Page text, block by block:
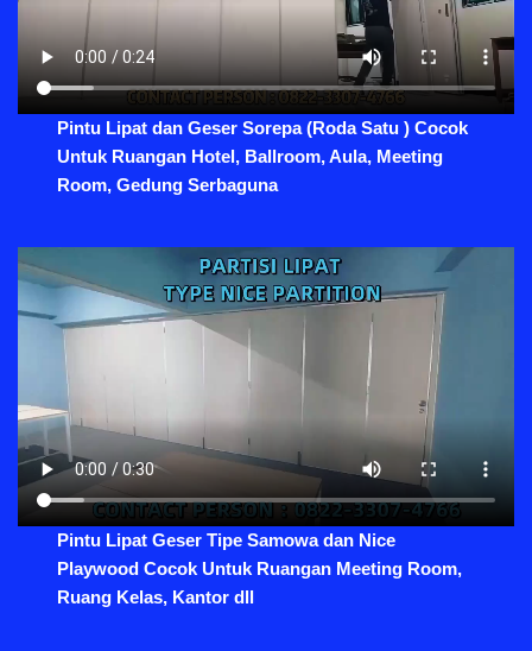
Pintu Lipat dan Geser Sorepa (Roda Satu ) Cocok
Untuk Ruangan Hotel, Ballroom, Aula, Meeting
Room, Gedung Serbaguna
Pintu Lipat Geser Tipe Samowa dan Nice
Playwood Cocok Untuk Ruangan Meeting Room,
Ruang Kelas, Kantor dll